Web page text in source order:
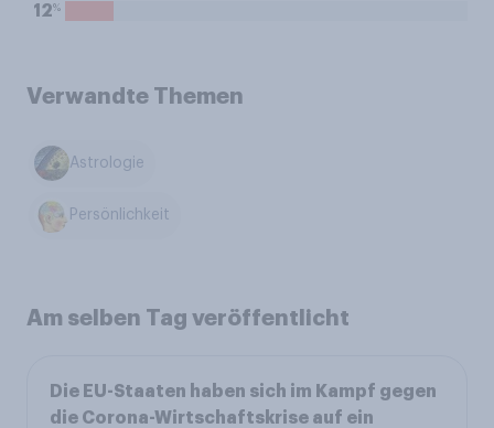
12%
Verwandte Themen
Astrologie
Persönlichkeit
Am selben Tag veröffentlicht
Die EU-Staaten haben sich im Kampf gegen
die Corona-Wirtschaftskrise auf ein